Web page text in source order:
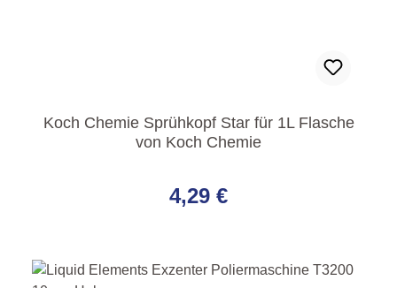
Koch Chemie Sprühkopf Star für 1L Flasche
von Koch Chemie
4,29 €